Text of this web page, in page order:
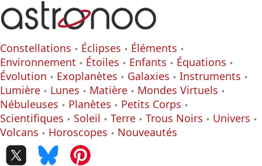
Constellations Éclipses
Éléments
Environnement
Étoiles Enfants
Équations
Évolution
Exoplanètes Galaxies
Instruments
Lumière
Lunes Matière
Mondes Virtuels
Nébuleuses
Planètes
Petits Corps
Scientifiques
Soleil Terre Trous Noirs
Univers
Volcans
Horoscopes Nouveautés